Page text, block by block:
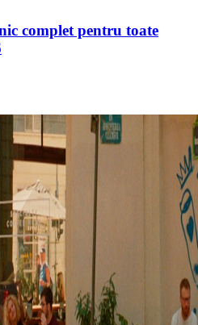
complet pentru toate